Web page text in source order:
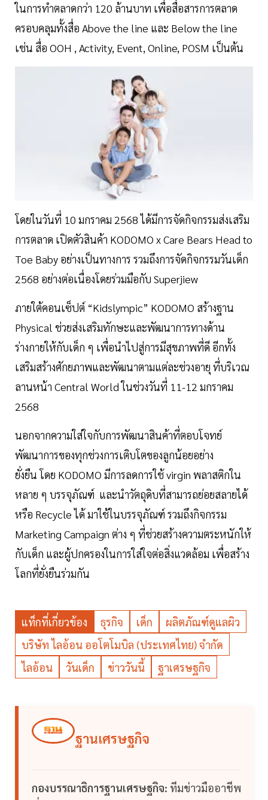
ในการทำตลาดกว่า 120 ล้านบาท เพื่อสื่อสารการตลาด
ครอบคลุมทั้งสื่อ Above the line และ Below the line
เช่น สื่อ OOH , Activity, Event, Online, POSM เป็นต้น
โดยในวันที่ 10 มกราคม 2568 ได้มีการจัดกิจกรรมส่งเสริม
การตลาด เปิดตัวสินค้า KODOMO x Care Bears Head to
Toe Baby อย่างเป็นทางการ รวมถึงการจัดกิจกรรมวันเด็ก
2568 อย่างต่อเนื่องโดยร่วมมือกับ Superjiew
ภายใต้คอนเซ็ปต์ “Kidslympic” KODOMO สร้างฐาน
Physical ช่วยส่งเสริมทักษะและพัฒนาการทางด้าน
ร่างกายให้กับเด็ก ๆ เพื่อนำไปสู่การมีสุขภาพที่ดี อีกทั้ง
เสริมสร้างศักยภาพและพัฒนาตามแต่ละช่วงอายุ ที่บริเวณ
ลานหน้า Central World ในช่วงวันที่ 11-12 มกราคม
2568
นอกจากความใส่ใจกับการพัฒนาสินค้าที่ตอบโจทย์
พัฒนาการของทุกช่วงการเติบโตของลูกน้อยอย่าง
ยั่งยืน โดย KODOMO มีการลดการใช้ virgin พลาสติกใน
หลาย ๆ บรรจุภัณฑ์ และนำวัตถุดิบที่สามารถย่อยสลายได้
หรือ Recycle ได้ มาใช้ในบรรจุภัณฑ์ รวมถึงกิจกรรม
Marketing Campaign ต่าง ๆ ที่ช่วยสร้างความตระหนักให้
กับเด็ก และผู้ปกครองในการใส่ใจต่อสิ่งแวดล้อม เพื่อสร้าง
โลกที่ยั่งยืนร่วมกัน
แท็กที่เกี่ยวข้อง ธุรกิจ เด็ก
ผลิตภัณฑ์ดูแลผิว
บริษัท ไลอ้อน ออโตโมบิล (ประเทศไทย) จำกัด
ไลอ้อน
วันเด็ก ข่าววันนี้ ฐาเศรษฐกิจ
ฐานเศรษฐกิจ
กองบรรณาธิการฐานเศรษฐกิจ: ทีมข่าวมืออาชีพ